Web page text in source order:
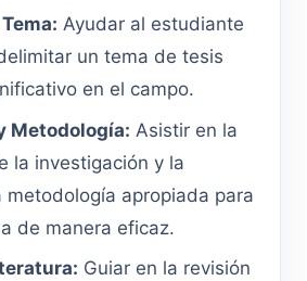
Ayudar al estudiante
un tema de tesis
en el campo.
Metodología: Asistir en la
la investigación y la
metodología apropiada para
de manera eficaz.
Guiar en la revisión